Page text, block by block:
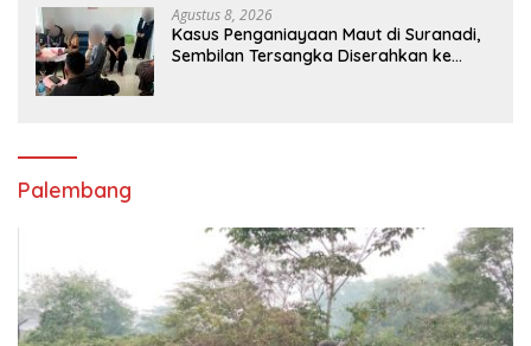
Agustus 8, 2026
Kasus Penganiayaan Maut di Suranadi,
Sembilan Tersangka Diserahkan ke
Palembang